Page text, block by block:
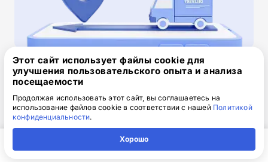
Скачайте заявку на обучение
.doc, 32.52 Кб
Скачайте шаблон, заполните и отправьте по
Обязательно укажите контактный номер телефон.
Этот сайт использует файлы cookie для
улучшения пользовательского опыта и анализа
посещаемости
Продолжая использовать этот сайт, вы соглашаетесь на
использование файлов cookie в соответствии с нашей Политикой
конфиденциальности.
Хорошо